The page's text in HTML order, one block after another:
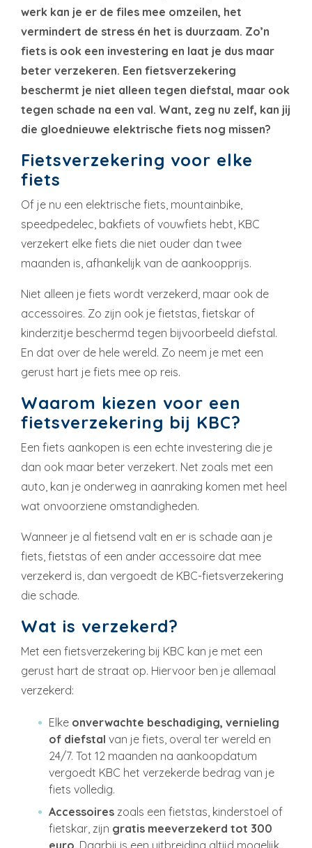
werk kan je er de files mee omzeilen, het
vermindert de stress én het is duurzaam. Zo’n
fiets is ook een investering en laat je dus maar
beter verzekeren. Een fietsverzekering
beschermt je niet alleen tegen diefstal, maar ook
tegen schade na een val. Want, zeg nu zelf, kan jij
die gloednieuwe elektrische fiets nog missen?
Fietsverzekering voor elke
fiets
Of je nu een elektrische fiets, mountainbike,
speedpedelec, bakfiets of vouwfiets hebt, KBC
verzekert elke fiets die niet ouder dan twee
maanden is, afhankelijk van de aankoopprijs.
Niet alleen je fiets wordt verzekerd, maar ook de
accessoires. Zo zijn ook je fietstas, fietskar of
kinderzitje beschermd tegen bijvoorbeeld diefstal.
En dat over de hele wereld. Zo neem je met een
gerust hart je fiets mee op reis.
Waarom kiezen voor een
fietsverzekering bij KBC?
Een fiets aankopen is een echte investering die je
dan ook maar beter verzekert. Net zoals met een
auto, kan je onderweg in aanraking komen met heel
wat onvoorziene omstandigheden.
Wanneer je al fietsend valt en er is schade aan je
fiets, fietstas of een ander accessoire dat mee
verzekerd is, dan vergoedt de KBC-fietsverzekering
die schade.
Wat is verzekerd?
Met een fietsverzekering bij KBC kan je met een
gerust hart de straat op. Hiervoor ben je allemaal
verzekerd:
Elke onverwachte beschadiging, vernieling
of diefstal van je fiets, overal ter wereld en
24/7. Tot 12 maanden na aankoopdatum
vergoedt KBC het verzekerde bedrag van je
fiets volledig.
Accessoires zoals een fietstas, kinderstoel of
fietskar, zijn gratis meeverzekerd tot 300
euro. Daarbij is een uitbreiding altijd mogelijk.